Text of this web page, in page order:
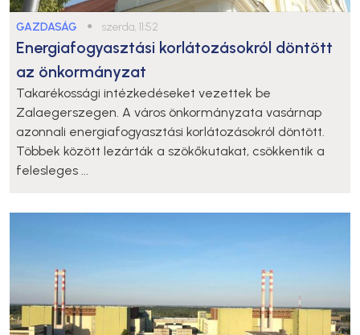
GAZDASÁG ● szerda, 11:52
Energiafogyasztási korlátozásokról döntött
az önkormányzat
Takarékossági intézkedéseket vezettek be
Zalaegerszegen. A város önkormányzata vasárnap
azonnali energiafogyasztási korlátozásokról döntött.
Többek között lezárták a szökőkutakat, csökkentik a
felesleges ...